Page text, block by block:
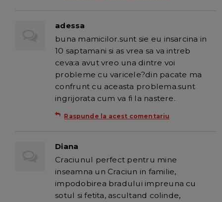
adessa
buna mamicilor.sunt sie eu insarcina in
10 saptamani si as vrea sa va intreb
ceva:a avut vreo una dintre voi
probleme cu varicele?din pacate ma
confrunt cu aceasta problema.sunt
ingrijorata cum va fi la nastere.
Raspunde la acest comentariu
Diana
Craciunul perfect pentru mine
inseamna un Craciun in familie,
impodobirea bradului impreuna cu
sotul si fetita, ascultand colinde,